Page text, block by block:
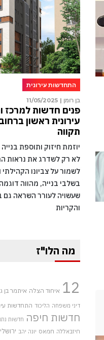
התחדשות עירונית
בן רומן | 11/05/2025
פנים חדשות למרכז
עירונית ראשון
תקווה
יוזמת חיזוק ותוספת
לא רק לשדרג את נראות
לשמור על צביונו
בשלבי בנייה, מהווה
שעשויה לעורר השראה גם
והקריות
מה הלו"ז
12 איחוד הצלה איתמר בן
דיני משפחה הליכוד התחדשות
חדשות חיפה חדשות
חיזבאללה חמאס יונה יהב